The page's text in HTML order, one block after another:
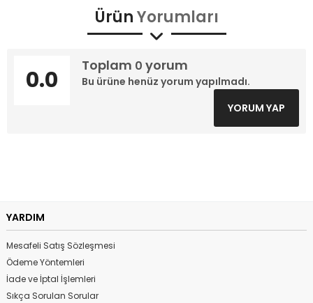
ÜrünYorumları
Toplam 0 yorum
Bu ürüne henüz yorum yapılmadı.
0.0
YORUM YAP
YARDIM
Mesafeli Satış Sözleşmesi
Ödeme Yöntemleri
İade ve İptal İşlemleri
Sıkça Sorulan Sorular